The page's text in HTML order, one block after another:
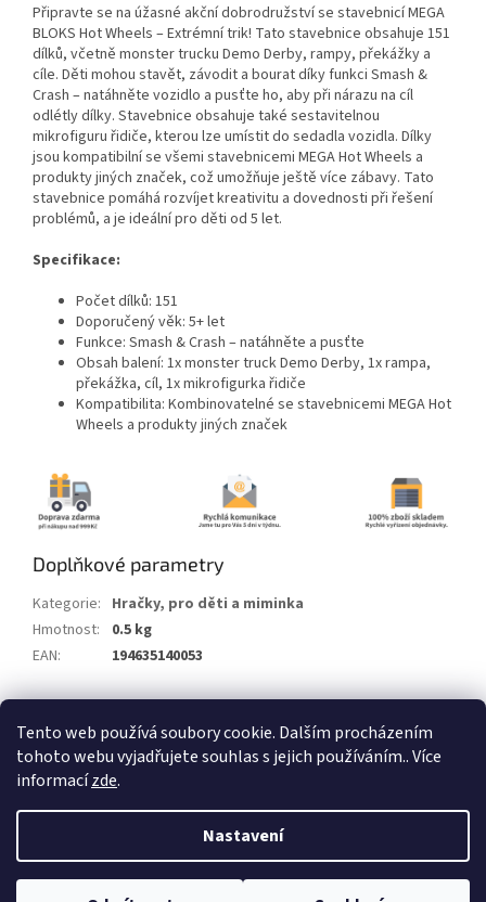
Tento web používá soubory cookie. Dalším procházením
tohoto webu vyjadřujete souhlas s jejich používáním.. Více
informacízde.
Nastavení
Připravte se na úžasné akční dobrodružství se stavebnicí MEGA
BLOKS Hot Wheels – Extrémní trik! Tato stavebnice obsahuje 151
dílků, včetně monster trucku Demo Derby, rampy, překážky a
cíle. Děti mohou stavět, závodit a bourat díky funkci Smash &
Crash – natáhněte vozidlo a pusťte ho, aby při nárazu na cíl
odlétly dílky. Stavebnice obsahuje také sestavitelnou
mikrofiguru řidiče, kterou lze umístit do sedadla vozidla. Dílky
jsou kompatibilní se všemi stavebnicemi MEGA Hot Wheels a
produkty jiných značek, což umožňuje ještě více zábavy. Tato
stavebnice pomáhá rozvíjet kreativitu a dovednosti při řešení
problémů, a je ideální pro děti od 5 let.
Specifikace:
Počet dílků: 151
Doporučený věk: 5+ let
Funkce: Smash & Crash – natáhněte a pusťte
Obsah balení: 1x monster truck Demo Derby, 1x rampa,
překážka, cíl, 1x mikrofigurka řidiče
Kompatibilita: Kombinovatelné se stavebnicemi MEGA Hot
Wheels a produkty jiných značek
Doplňkové parametry
Kategorie: Hračky, pro děti a miminka
Hmotnost:
0.5 kg
EAN: 194635140053
Vytvořil Shoptet
Alum.cz . Všechna práva vyhrazena.